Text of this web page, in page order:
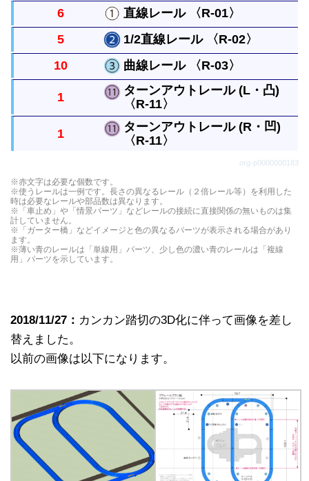
6 直線レール 〈R-01〉
まっすぐなレールですべてのレールの基本になる長
さです。
5 1/2直線レール 〈R-02〉
直線レールの半分の長さのまっすぐなレールです。
10 曲線レール 〈R-03〉
曲がったレールで半径は直線レール１本と同じで
す。円には８本必要です。
1
ターンアウトレール (L・凸)
〈R-11〉
直線レールから分かれるレールです。曲がったレー
1
ターンアウトレール (R・凹)
〈R-11〉
直線レールから分かれるレールです。曲がったレー
ルは曲線レール１本と同じ長さです。
org-p0000000183
※赤文字は必要な個数です。
※使うレールは一例です。長さの異なるレール（２倍レール等）を利用した
時は必要なレールや部品数は異なります。
※「車止め」や「情景パーツ」などレールの接続に直接関係の無いものは集
計していません。
※「ガーター橋」などイメージと色の異なるパーツが表示される場合があり
ます。
※薄い青のレールは「単線用」パーツ、少し色の濃い青のレールは「複線
用」パーツを示しています。
2018/11/27： カンカン踏切の3D化に伴って画像を差し
替えました。
以前の画像は以下になります。